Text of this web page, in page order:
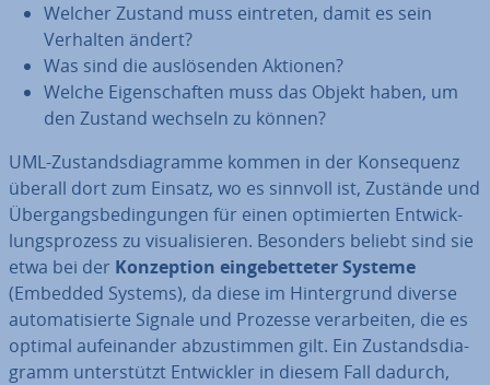
Welcher Zustand muss eintreten, damit es sein
Verhalten ändert?
Was sind die aus­lö­sen­den Aktionen?
Welche Ei­gen­schaf­ten muss das Objekt haben, um
den Zustand wechseln zu können?
UML-Zu­stands­dia­gram­me kommen in der Kon­se­quenz
überall dort zum Einsatz, wo es sinnvoll ist, Zustände und
Über­gangs­be­din­gun­gen für einen op­ti­mier­ten Ent­wick­
lungs­pro­zess zu vi­sua­li­sie­ren. Besonders beliebt sind sie
etwa bei der Kon­zep­ti­on ein­ge­bet­te­ter Systeme
(Embedded Systems), da diese im Hin­ter­grund diverse
au­to­ma­ti­sier­te Signale und Prozesse ver­ar­bei­ten, die es
optimal auf­ein­an­der ab­zu­stim­men gilt. Ein Zu­stands­dia­
gramm un­ter­stützt Ent­wick­ler in diesem Fall dadurch,